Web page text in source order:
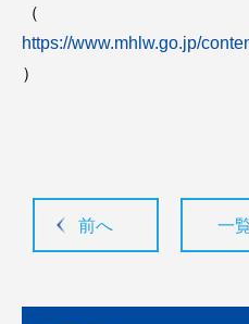
（
https://www.mhlw.go.jp/
）
前へ 一